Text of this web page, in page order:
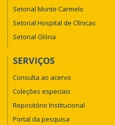
Setorial Monte Carmelo
Setorial Hospital de Clínicas
Setorial Glória
SERVIÇOS
Consulta ao acervo
Coleções especiais
Repositório Institucional
Portal da pesquisa